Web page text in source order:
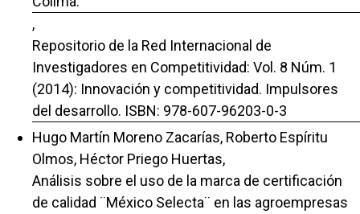
,
Repositorio de la Red Internacional de
Investigadores en Competitividad: Vol. 8 Núm. 1
(2014): Innovación y competitividad. Impulsores
del desarrollo. ISBN: 978-607-96203-0-3
Hugo Martín Moreno Zacarías, Roberto Espíritu
Olmos, Héctor Priego Huertas,
Análisis sobre el uso de la marca de certificación
de calidad ¨México Selecta¨ en las agroempresas